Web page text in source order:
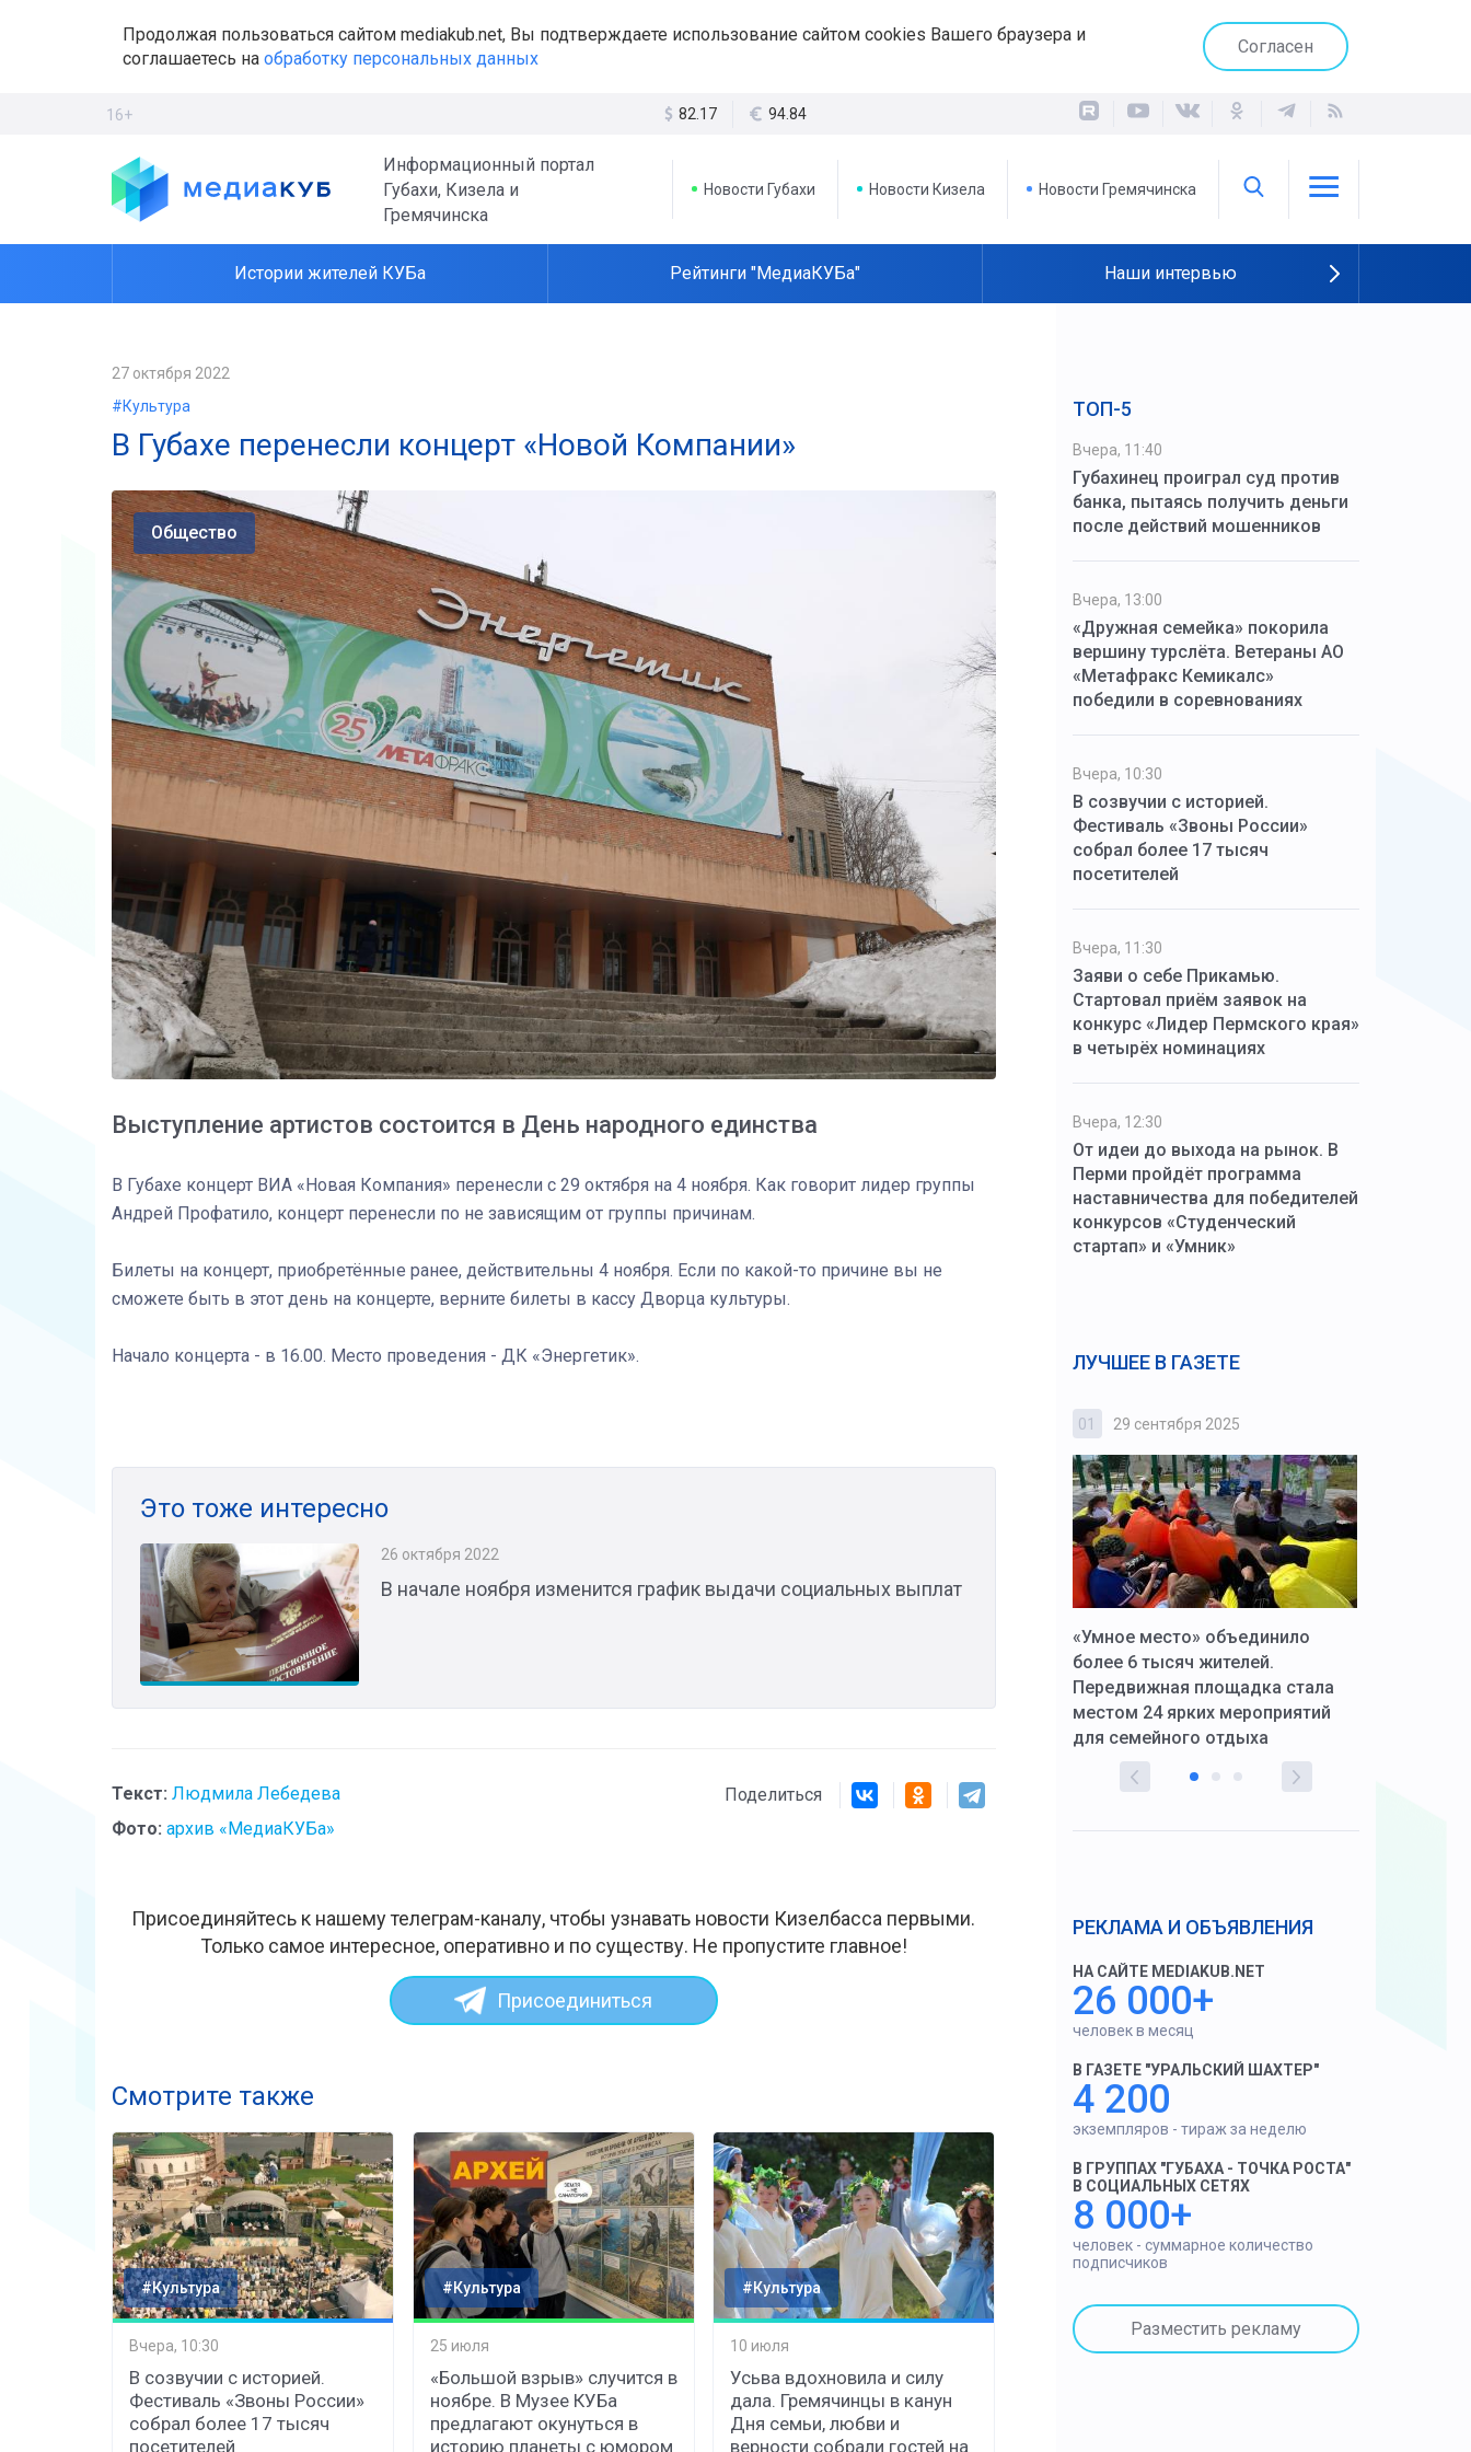
Продолжая пользоваться сайтом mediakub.net, Вы подтверждаете использование сайтом cookies Вашего браузера и
соглашаетесь на обработку персональных данных
Согласен
16+ 82.17 94.84
Информационный портал
Губахи, Кизела и
Гремячинска
Новости Губахи Новости Кизела Новости Гремячинска
Истории жителей КУБа Рейтинги "МедиаКУБа" Наши интервью
27 октября 2022
#Культура
В Губахе перенесли концерт «Новой Компании»
Общество
Выступление артистов состоится в День народного единства
В Губахе концерт ВИА «Новая Компания» перенесли с 29 октября на 4 ноября. Как говорит лидер группы
Андрей Профатило, концерт перенесли по не зависящим от группы причинам.
Билеты на концерт, приобретённые ранее, действительны 4 ноября. Если по какой-то причине вы не
сможете быть в этот день на концерте, верните билеты в кассу Дворца культуры.
Начало концерта - в 16.00. Место проведения - ДК «Энергетик».
Это тоже интересно
26 октября 2022
В начале ноября изменится график выдачи социальных выплат
Текст: Людмила Лебедева
Фото: архив «МедиаКУБа»
Поделиться
Присоединяйтесь к нашему телеграм-каналу, чтобы узнавать новости Кизелбасса первыми.
Только самое интересное, оперативно и по существу. Не пропустите главное!
Присоединиться
Смотрите также
#Культура
Вчера, 10:30
В созвучии с историей.
Фестиваль «Звоны России»
собрал более 17 тысяч
посетителей
#Культура
25 июля
«Большой взрыв» случится в
ноябре. В Музее КУБа
предлагают окунуться в
историю планеты с юмором
#Культура
10 июля
Усьва вдохновила и силу
дала. Гремячинцы в канун
Дня семьи, любви и
верности собрали гостей на
ТОП-5
Вчера, 11:40
Губахинец проиграл суд против
банка, пытаясь получить деньги
после действий мошенников
Вчера, 13:00
«Дружная семейка» покорила
вершину турслёта. Ветераны АО
«Метафракс Кемикалс»
победили в соревнованиях
Вчера, 10:30
В созвучии с историей.
Фестиваль «Звоны России»
собрал более 17 тысяч
посетителей
Вчера, 11:30
Заяви о себе Прикамью.
Стартовал приём заявок на
конкурс «Лидер Пермского края»
в четырёх номинациях
Вчера, 12:30
От идеи до выхода на рынок. В
Перми пройдёт программа
наставничества для победителей
конкурсов «Студенческий
стартап» и «Умник»
ЛУЧШЕЕ В ГАЗЕТЕ
реальностью свою детскую
01 29 сентября 2025
«Умное место» объединило
более 6 тысяч жителей.
Передвижная площадка стала
местом 24 ярких мероприятий
для семейного отдыха
РЕКЛАМА И ОБЪЯВЛЕНИЯ
НА САЙТЕ MEDIAKUB.NET
26 000+
человек в месяц
В ГАЗЕТЕ "УРАЛЬСКИЙ ШАХТЕР"
4 200
экземпляров - тираж за неделю
В ГРУППАХ "ГУБАХА - ТОЧКА РОСТА"
В СОЦИАЛЬНЫХ СЕТЯХ
8 000+
человек - суммарное количество
подписчиков
Разместить рекламу